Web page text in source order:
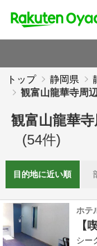
トップ 静岡県
観富山龍華寺周
観富山龍華寺
(54件)
目的地に近い順
ホテ
【
シー